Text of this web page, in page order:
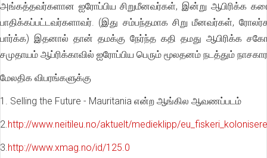
அங்கத்தவர்களான ஐரோப்பிய சிறுமீனவர்கள், இன்று ஆபிரிக்க
பாதிக்கப்பட்டவர்களாவர். (இது சம்பந்தமாக சிறு மீனவர்கள்,
பார்க்க) இதனால் தான் தமக்கு நேர்ந்த கதி தமது ஆபிரிக்க
சமுதாயம் ஆப்ரிக்காவில் ஐரோப்பிய பெரும் மூலதனம் நடத்தும்
மேலதிக விபரங்களுக்கு
1. Selling the Future - Mauritania என்ற ஆங்கில ஆவணப்படம்
2.http://www.neitileu.no/aktuelt/medieklipp/
3.http://www.xmag.no/id/125.0